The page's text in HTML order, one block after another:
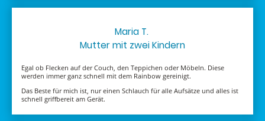
Maria T.
Mutter mit zwei Kindern
Egal ob Flecken auf der Couch, den Teppichen oder Möbeln. Diese
werden immer ganz schnell mit dem Rainbow gereinigt.
Das Beste für mich ist, nur einen Schlauch für alle Aufsätze und alles ist
schnell griffbereit am Gerät.